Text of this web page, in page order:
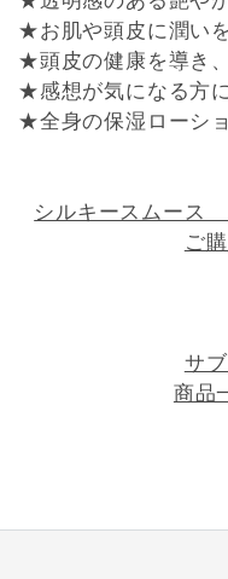
★お肌や頭皮に潤い
★頭皮の健康を導き
★感想が気になる方
★全身の保湿ローシ
シルキースムース
ご
サ
商品